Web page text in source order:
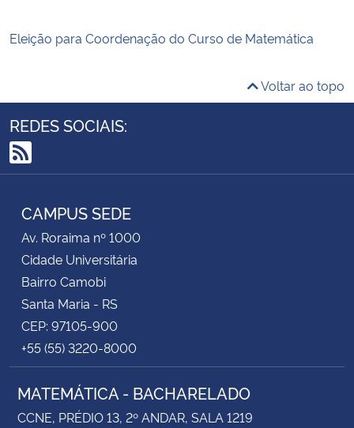
Eleição para Coordenação do Curso de Matemática
Voltar ao topo
REDES SOCIAIS:
RSS
CAMPUS SEDE
Av. Roraima nº 1000
Cidade Universitária
Bairro Camobi
Santa Maria - RS
CEP: 97105-900
+55 (55) 3220-8000
MATEMÁTICA - BACHARELADO
CCNE, PRÉDIO 13, 2º ANDAR, SALA 1219